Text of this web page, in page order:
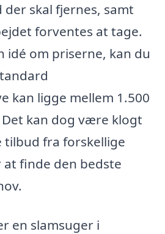
skal fjernes, samt
forventes at tage.
idé om priserne, kan du
kan ligge mellem 1.500
kan dog være klogt
fra forskellige
finde den bedste
en slamsuger i